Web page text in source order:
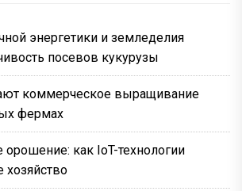
энергетики и земледелия
посевов кукурузы
коммерческое выращивание
фермах
как IoT-технологии
хозяйство